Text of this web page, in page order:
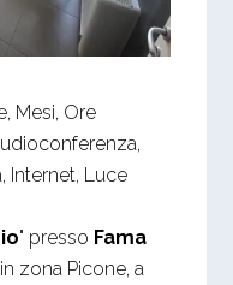
Mesi, Ore
Internet, Luce
" presso Fama
zona Picone, a